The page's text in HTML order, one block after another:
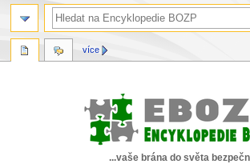
...vaše brána do světa
více